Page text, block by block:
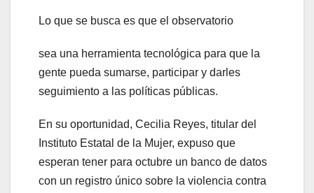
Lo que se busca es que el observatorio
sea una herramienta tecnológica para que la
gente pueda sumarse, participar y darles
seguimiento a las políticas públicas.
En su oportunidad, Cecilia Reyes, titular del
Instituto Estatal de la Mujer, expuso que
esperan tener para octubre un banco de datos
con un registro único sobre la violencia contra